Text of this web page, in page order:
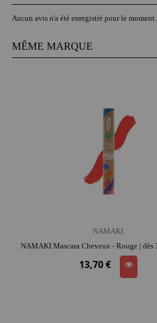
Aucun avis n'a été enregistré pour le moment.
MÊME MARQUE
NAMAKI
13,70 €